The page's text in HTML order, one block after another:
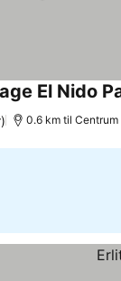
El Nido
0.6 km til Centrum